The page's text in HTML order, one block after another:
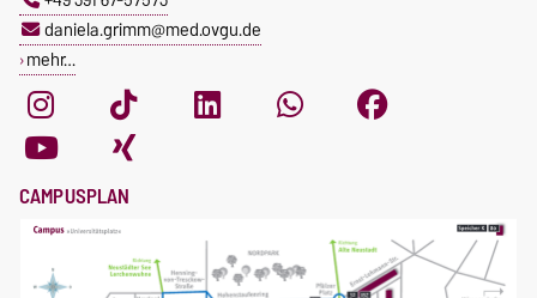
daniela.grimm@med.ovgu.de
mehr…
CAMPUSPLAN